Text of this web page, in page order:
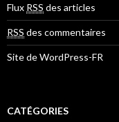
Flux RSS des articles
RSS des commentaires
Site de WordPress-FR
CATÉGORIES